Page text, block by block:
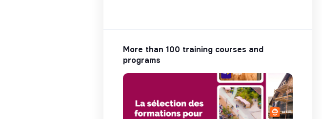
More than 100 training courses and
programs